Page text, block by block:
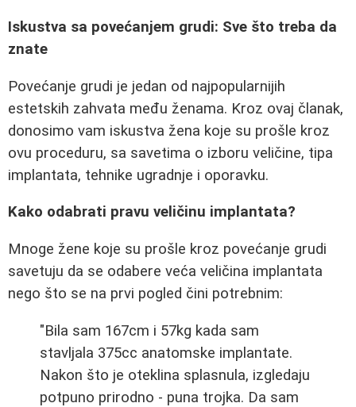
Iskustva sa povećanjem grudi: Sve što treba da
znate
Povećanje grudi je jedan od najpopularnijih
estetskih zahvata među ženama. Kroz ovaj članak,
donosimo vam iskustva žena koje su prošle kroz
ovu proceduru, sa savetima o izboru veličine, tipa
implantata, tehnike ugradnje i oporavku.
Kako odabrati pravu veličinu implantata?
Mnoge žene koje su prošle kroz povećanje grudi
savetuju da se odabere veća veličina implantata
nego što se na prvi pogled čini potrebnim:
"Bila sam 167cm i 57kg kada sam
stavljala 375cc anatomske implantate.
Nakon što je oteklina splasnula, izgledaju
potpuno prirodno - puna trojka. Da sam